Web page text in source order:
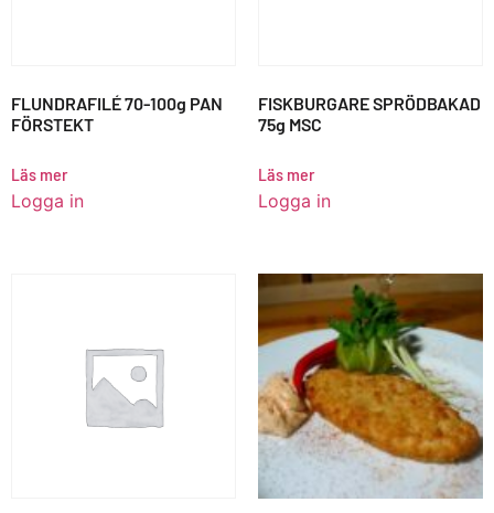
FLUNDRAFILÉ 70-100g PAN
FÖRSTEKT
Läs mer
Logga in
FISKBURGARE SPRÖDBAKAD
75g MSC
Läs mer
Logga in